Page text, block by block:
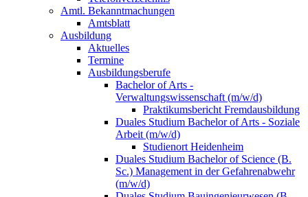
Amtl. Bekanntmachungen
Amtsblatt
Ausbildung
Aktuelles
Termine
Ausbildungsberufe
Bachelor of Arts -
Verwaltungswissenschaft (m/w/d)
Praktikumsbericht Fremdausbildung
Duales Studium Bachelor of Arts - Soziale
Arbeit (m/w/d)
Studienort Heidenheim
Duales Studium Bachelor of Science (B.
Sc.) Management in der Gefahrenabwehr
(m/w/d)